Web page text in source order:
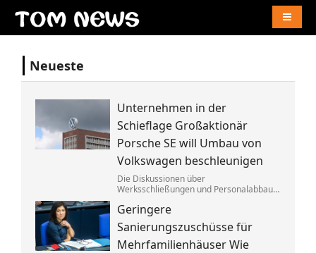
Neueste
Unternehmen in der
Schieflage Großaktionär
Porsche SE will Umbau von
Volkswagen beschleunigen
Die Diskussionen über
Werksschließungen und Personalabbau
Clan zu lange. Die Familie fordert die
Aufgabe von »Denkverboten«.
Geringere
Sanierungszuschüsse für
Mehrfamilienhäuser Wie